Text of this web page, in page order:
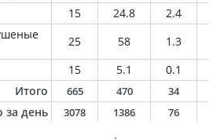
15 24.8 2.4
25 58 1.3
15 5.1 0.1
Итого
665 470 34
за день 3078 1386 76